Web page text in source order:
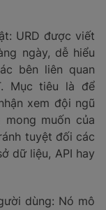
URD được viết
ngày, dễ hiểu
bên liên quan
Mục tiêu là để
xem đội ngũ
muốn của
tuyệt đối các
dữ liệu, API hay
dùng: Nó mô